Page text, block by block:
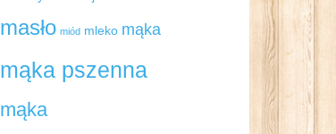
masło miód mleko mąka
mąka pszenna
mąka